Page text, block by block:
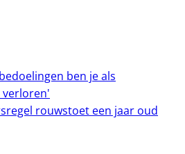
ben je als
rouwstoet een jaar oud